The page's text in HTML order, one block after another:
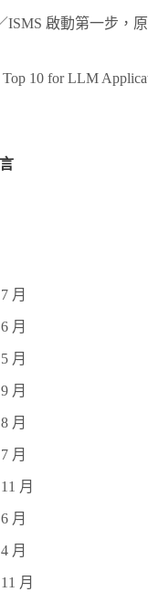
ISMS 啟動第一步，
Top 10 for LLM
月
月
月
月
月
月
月
月
月
月